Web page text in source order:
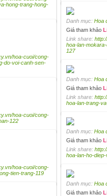
hong-trang-hong-
Danh mục: Hoa
Giá tham khảo
Link share:
hoa-lan-
127
hoa-cuoi/cong-
do-voi-canh-sen-
Danh mục: Hoa
Giá tham khảo
Link share:
hoa-lan-trang-
hoa-cuoi/cong-
122
Danh mục: Hoa
Giá tham khảo
Link share:
hoa-lan-ho-
hoa-cuoi/cong-
tien-trang-119
Danh mục: Hoa
Giá tham khảo